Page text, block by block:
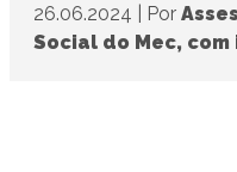
26.06.2024 Por
Social do Mec, com